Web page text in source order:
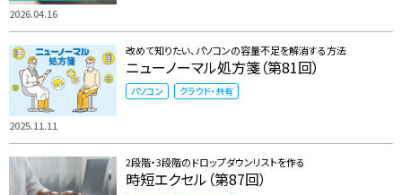
2026.04.16
2025.11.11
改めて知りたい、パソコンの容量不足を解消する方法
ニューノーマル処方箋（第81回）
パソコン クラウド・共有
2段階・3段階のドロップダウンリストを作る
時短エクセル（第87回）